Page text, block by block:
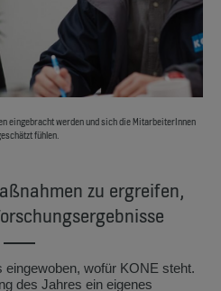
eingebracht werden und sich die MitarbeiterInnen
fühlen.
zu ergreifen,
eingewoben, wofür KONE steht.
des Jahres ein eigenes